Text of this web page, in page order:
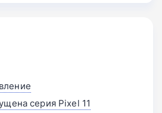
серия Pixel 11